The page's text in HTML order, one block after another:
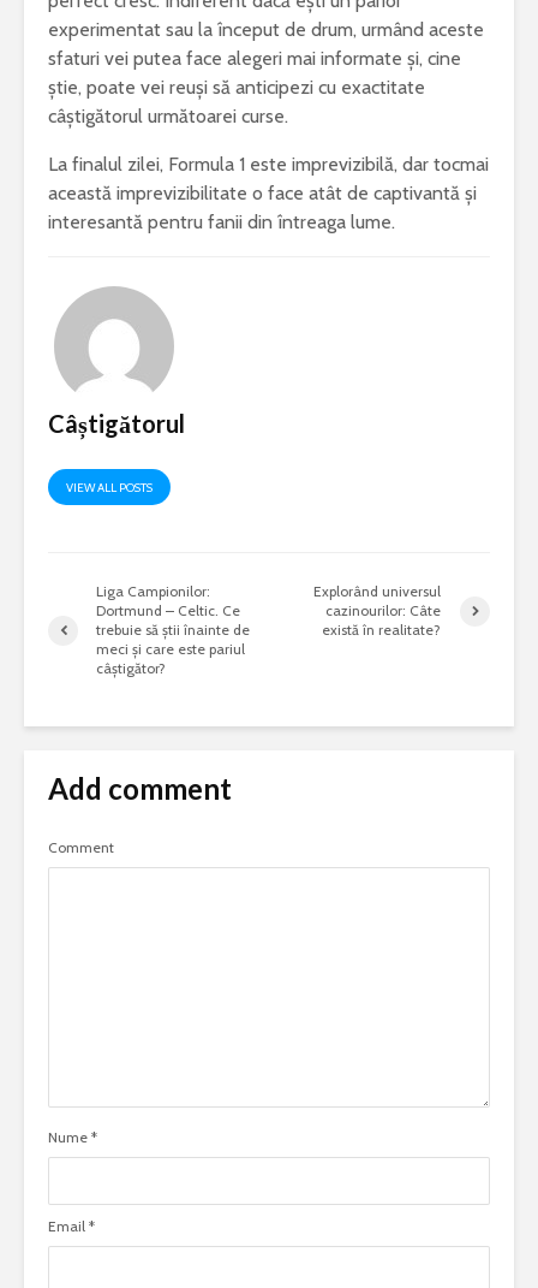
experimentat sau la început de drum, urmând aceste
sfaturi vei putea face alegeri mai informate și, cine
știe, poate vei reuși să anticipezi cu exactitate
câștigătorul următoarei curse.
La finalul zilei, Formula 1 este imprevizibilă, dar tocmai
această imprevizibilitate o face atât de captivantă și
interesantă pentru fanii din întreaga lume.
Câștigătorul
VIEW ALL POSTS
Liga Campionilor:
Dortmund – Celtic. Ce
trebuie să știi înainte de
meci și care este pariul
câștigător?
Explorând universul
cazinourilor: Câte
există în realitate?
Add comment
Comment
Nume *
Email *